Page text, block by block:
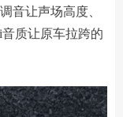
音让声场高度、
质让原车拉跨的